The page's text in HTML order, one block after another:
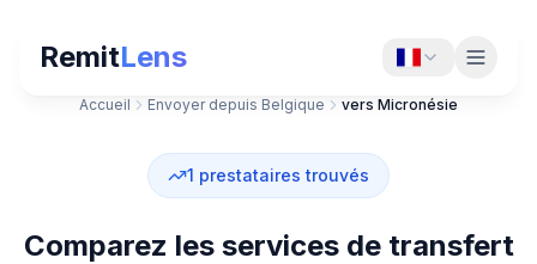
RemitLens
Accueil Envoyer depuis Belgique vers Micronésie
1 prestataires trouvés
Comparez les services de transfert